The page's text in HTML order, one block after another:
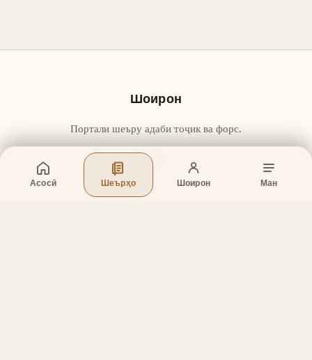
Асосӣ Шеърҳо Шоирон Ман
Шоирон
Портали шеъру адаби тоҷик ва форс.